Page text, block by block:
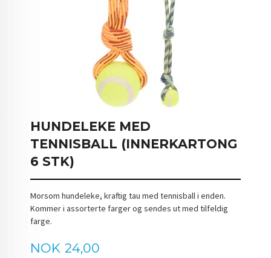
HUNDELEKE MED
TENNISBALL (INNERKARTONG
6 STK)
Morsom hundeleke, kraftig tau med tennisball i enden.
Kommer i assorterte farger og sendes ut med tilfeldig
farge.
Pris
NOK 24,00